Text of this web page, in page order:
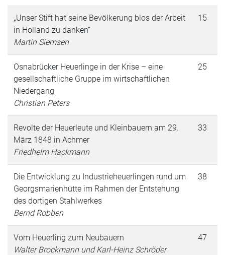
„Unser Stift hat seine Bevölkerung blos der Arbeit
in Holland zu danken“
Martin Siemsen
15
Osnabrücker Heuerlinge in der Krise – eine
gesellschaftliche Gruppe im wirtschaftlichen
Niedergang
Christian Peters
25
Revolte der Heuerleute und Kleinbauern am 29.
März 1848 in Achmer
Friedhelm Hackmann
33
Die Entwicklung zu Industrieheuerlingen rund um
Georgsmarienhütte im Rahmen der Entstehung
des dortigen Stahlwerkes
Bernd Robben
38
Vom Heuerling zum Neubauern
Walter Brockmann und Karl-Heinz Schröder
47